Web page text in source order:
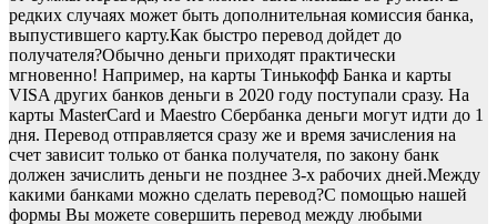
редких случаях может быть дополнительная комиссия банка,
выпустившего карту.Как быстро перевод дойдет до
получателя?Обычно деньги приходят практически
мгновенно! Например, на карты Тинькофф Банка и карты
VISA других банков деньги в 2020 году поступали сразу. На
карты MasterCard и Maestro Сбербанка деньги могут идти до 1
дня. Перевод отправляется сразу же и время зачисления на
счет зависит только от банка получателя, по закону банк
должен зачислить деньги не позднее 3-х рабочих дней.Между
какими банками можно сделать перевод?С помощью нашей
формы Вы можете совершить перевод между любыми